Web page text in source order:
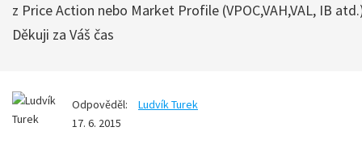
z Price Action nebo Market Profile (VPOC,VAH,VAL, IB
Děkuji za Váš čas
Odpověděl:
Ludvík Turek
17. 6. 2015